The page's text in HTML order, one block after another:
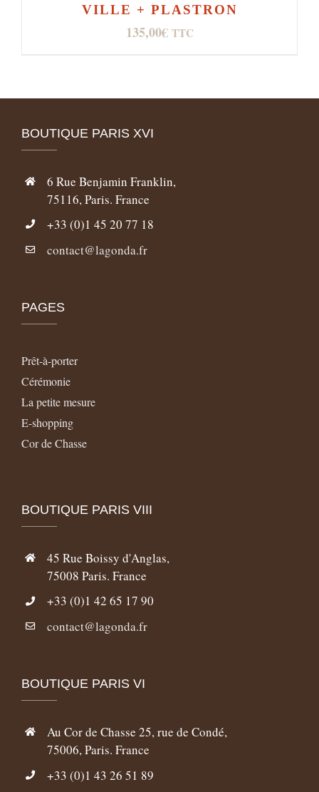
VILLE + PLASTRON
135,00€ TTC
BOUTIQUE PARIS XVI
6 Rue Benjamin Franklin,
75116, Paris. France
+33 (0)1 45 20 77 18
contact@lagonda.fr
PAGES
Prêt-à-porter
Cérémonie
La petite mesure
E-shopping
Cor de Chasse
BOUTIQUE PARIS VIII
45 Rue Boissy d'Anglas,
75008 Paris. France
+33 (0)1 42 65 17 90
contact@lagonda.fr
BOUTIQUE PARIS VI
Au Cor de Chasse 25, rue de Condé,
75006, Paris. France
+33 (0)1 43 26 51 89